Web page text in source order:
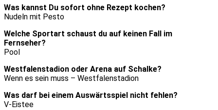
Was kannst Du sofort ohne Rezept kochen?
Nudeln mit Pesto
Welche Sportart schaust du auf keinen Fall im
Fernseher?
Pool
Westfalenstadion oder Arena auf Schalke?
Wenn es sein muss – Westfalenstadion
Was darf bei einem Auswärtsspiel nicht fehlen?
V-Eistee